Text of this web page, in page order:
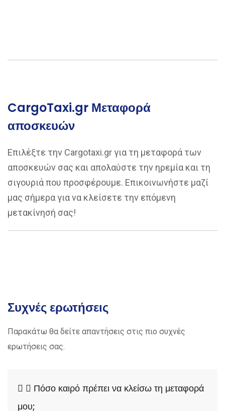
CargoTaxi.gr Μεταφορά
αποσκευών
Επιλέξτε την Cargotaxi.gr για τη μεταφορά των
αποσκευών σας και απολαύστε την ηρεμία και τη
σιγουριά που προσφέρουμε. Επικοινωνήστε μαζί
μας σήμερα για να κλείσετε την επόμενη
μετακίνησή σας!
Συχνές ερωτήσεις
Παρακάτω θα δείτε απαντήσεις στις πιο συχνές
ερωτήσεις σας.
Πόσο καιρό πρέπει να κλείσω τη μεταφορά
μου;